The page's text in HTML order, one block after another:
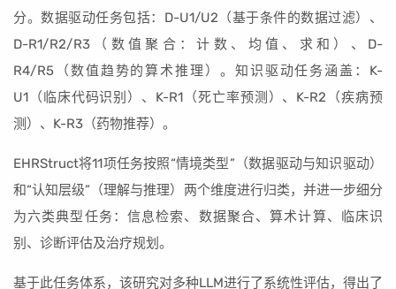
分。数据驱动任务包括：D-U1/U2（基于条件的数据过滤）、
D-R1/R2/R3（数值聚合：计数、均值、求和）、D-
R4/R5（数值趋势的算术推理）。知识驱动任务涵盖：K-
U1（临床代码识别）、K-R1（死亡率预测）、K-R2（疾病预
测）、K-R3（药物推荐）。
EHRStruct将11项任务按照“情境类型”（数据驱动与知识驱动）
和“认知层级”（理解与推理）两个维度进行归类，并进一步细分
为六类典型任务：信息检索、数据聚合、算术计算、临床识
别、诊断评估及治疗规划。
基于此任务体系，该研究对多种LLM进行了系统性评估，得出了